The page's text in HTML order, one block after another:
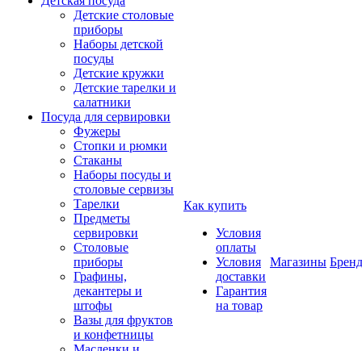
Детские столовые
приборы
Наборы детской
посуды
Детские кружки
Детские тарелки и
салатники
Посуда для сервировки
Фужеры
Стопки и рюмки
Стаканы
Наборы посуды и
столовые сервизы
Тарелки
Предметы
сервировки
Столовые
приборы
Графины,
декантеры и
штофы
Вазы для фруктов
и конфетницы
Как купить
Условия
оплаты
Условия
доставки
Гарантия
на товар
Магазины